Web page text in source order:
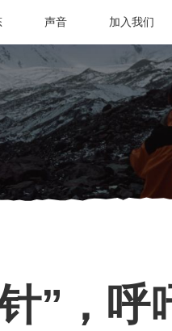
声音 加入我们
”，呼